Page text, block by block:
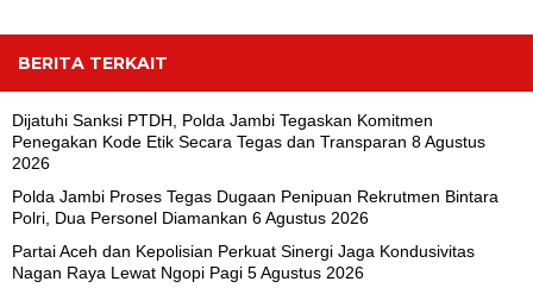
BERITA TERKAIT
Dijatuhi Sanksi PTDH, Polda Jambi Tegaskan Komitmen
Penegakan Kode Etik Secara Tegas dan Transparan 8 Agustus
2026
Polda Jambi Proses Tegas Dugaan Penipuan Rekrutmen Bintara
Polri, Dua Personel Diamankan 6 Agustus 2026
Partai Aceh dan Kepolisian Perkuat Sinergi Jaga Kondusivitas
Nagan Raya Lewat Ngopi Pagi 5 Agustus 2026